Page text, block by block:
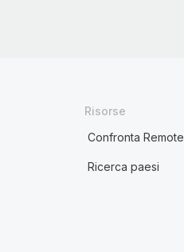
Risorse
Confronta Remote
Ricerca paesi